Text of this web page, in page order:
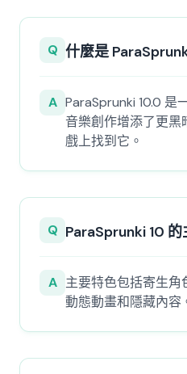
Q 什麼是
A ParaSprunki 10.0 是
音樂創作增添了更
戲上找到它。
Q ParaSprunki 10
A 主要特色包括寄生角
動態動畫和隱藏內容